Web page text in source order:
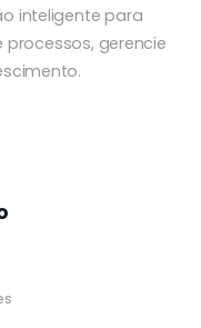
inteligente para
gerencie